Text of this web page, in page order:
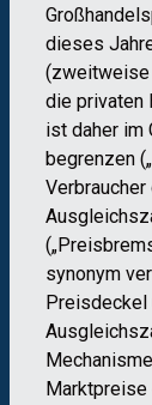
dieses
(zweitweise
die privaten
ist daher im
begrenzen („
Verbraucher
Ausgleichs
(
synonym
Preisdeckel
Marktpreise